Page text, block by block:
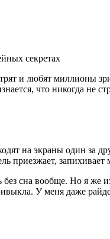
и любят миллионы
что никогда не
на экраны один за
приезжает, запихивает
сна вообще. Но я
У меня даже